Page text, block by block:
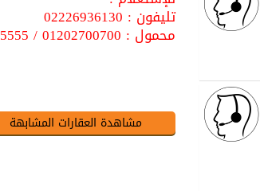
تليفون : 02226936130
محمول : 01202700700 / 01270785555